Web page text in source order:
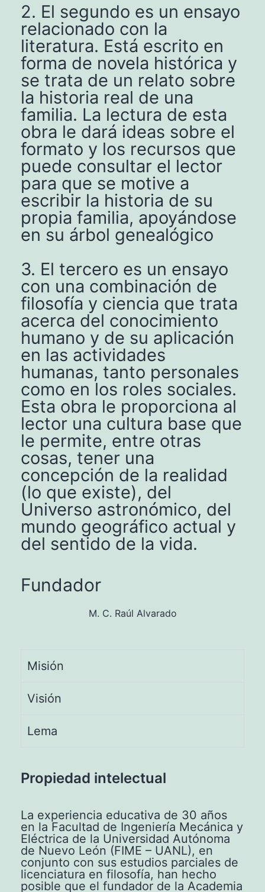
2. El segundo es un ensayo
relacionado con la
literatura. Está escrito en
forma de novela histórica y
se trata de un relato sobre
la historia real de una
familia. La lectura de esta
obra le dará ideas sobre el
formato y los recursos que
puede consultar el lector
para que se motive a
escribir la historia de su
propia familia, apoyándose
en su árbol genealógico
3. El tercero es un ensayo
con una combinación de
filosofía y ciencia que trata
acerca del conocimiento
humano y de su aplicación
en las actividades
humanas, tanto personales
como en los roles sociales.
Esta obra le proporciona al
lector una cultura base que
le permite, entre otras
cosas, tener una
concepción de la realidad
(lo que existe), del
Universo astronómico, del
mundo geográfico actual y
del sentido de la vida.
Fundador
M. C. Raúl Alvarado
Misión
Visión
Lema
Propiedad intelectual
La experiencia educativa de 30 años
en la Facultad de Ingeniería Mecánica y
Eléctrica de la Universidad Autónoma
de Nuevo León (FIME – UANL), en
conjunto con sus estudios parciales de
licenciatura en filosofía, han hecho
posible que el fundador de la Academia